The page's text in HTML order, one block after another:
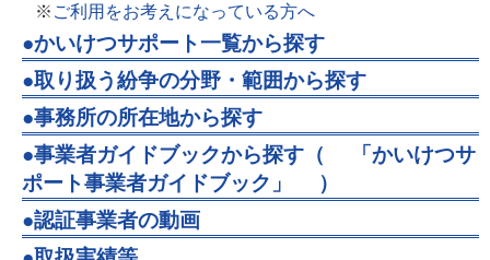
※ ご利用をお考えになっている方へ
●かいけつサポート一覧から探す
●取り扱う紛争の分野・範囲から探す
●事務所の所在地から探す
●事業者ガイドブックから探す（
「かいけつサ
ポート事業者ガイドブック」
）
●認証事業者の動画